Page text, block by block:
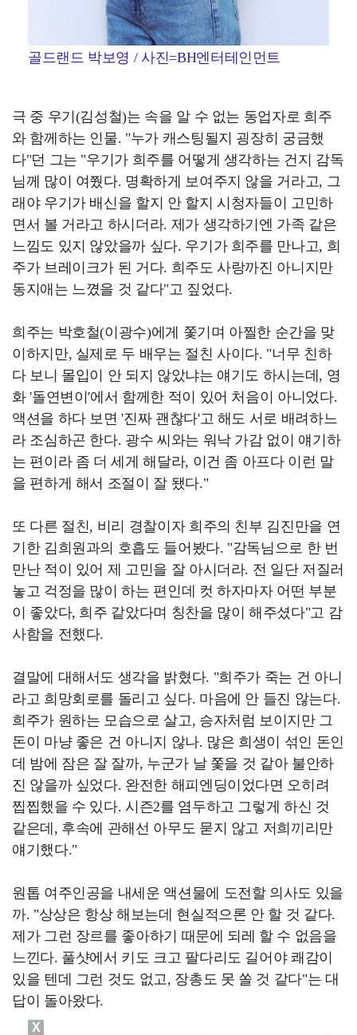
골드랜드 박보영 / 사진=BH엔터테인먼트
극 중 우기(김성철)는 속을 알 수 없는 동업자로 희주
와 함께하는 인물. "누가 캐스팅될지 굉장히 궁금했
다"던 그는 "우기가 희주를 어떻게 생각하는 건지 감독
님께 많이 여쭸다. 명확하게 보여주지 않을 거라고, 그
래야 우기가 배신을 할지 안 할지 시청자들이 고민하
면서 볼 거라고 하시더라. 제가 생각하기엔 가족 같은
느낌도 있지 않았을까 싶다. 우기가 희주를 만나고, 희
주가 브레이크가 된 거다. 희주도 사랑까진 아니지만
동지애는 느꼈을 것 같다"고 짚었다.
희주는 박호철(이광수)에게 쫓기며 아찔한 순간을 맞
이하지만, 실제로 두 배우는 절친 사이다. "너무 친하
다 보니 몰입이 안 되지 않았냐는 얘기도 하시는데, 영
화 '돌연변이'에서 함께한 적이 있어 처음이 아니었다.
액션을 하다 보면 '진짜 괜찮다'고 해도 서로 배려하느
라 조심하곤 한다. 광수 씨와는 워낙 가감 없이 얘기하
는 편이라 좀 더 세게 해달라, 이건 좀 아프다 이런 말
을 편하게 해서 조절이 잘 됐다."
또 다른 절친, 비리 경찰이자 희주의 친부 김진만을 연
기한 김희원과의 호흡도 들어봤다. "감독님으로 한 번
만난 적이 있어 제 고민을 잘 아시더라. 전 일단 저질러
놓고 걱정을 많이 하는 편인데 컷 하자마자 어떤 부분
이 좋았다, 희주 같았다며 칭찬을 많이 해주셨다"고 감
사함을 전했다.
결말에 대해서도 생각을 밝혔다. "희주가 죽는 건 아니
라고 희망회로를 돌리고 싶다. 마음에 안 들진 않는다.
희주가 원하는 모습으로 살고, 승자처럼 보이지만 그
돈이 마냥 좋은 건 아니지 않나. 많은 희생이 섞인 돈인
데 밤에 잠은 잘 잘까, 누군가 날 쫓을 것 같아 불안하
진 않을까 싶었다. 완전한 해피엔딩이었다면 오히려
찝찝했을 수 있다. 시즌2를 염두하고 그렇게 하신 것
같은데, 후속에 관해선 아무도 묻지 않고 저희끼리만
얘기했다."
원톱 여주인공을 내세운 액션물에 도전할 의사도 있을
까. "상상은 항상 해보는데 현실적으론 안 할 것 같다.
제가 그런 장르를 좋아하기 때문에 되레 할 수 없음을
느낀다. 풀샷에서 키도 크고 팔다리도 길어야 쾌감이
있을 텐데 그런 것도 없고, 장총도 못 쏠 것 같다"는 대
답이 돌아왔다.
X